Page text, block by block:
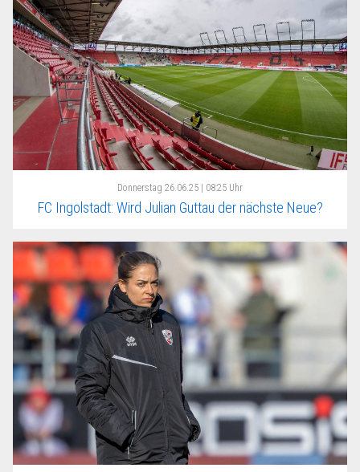
Donnerstag 26.06.25 | 08:25 Uhr
FC Ingolstadt: Wird Julian Guttau der nächste Neue?